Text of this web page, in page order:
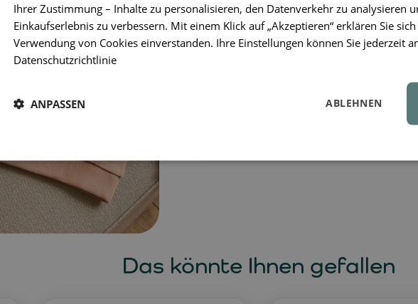
Das SweatshirtLIEWOODThora ist
und verspieltes Detailin einem
mit überschnittenen Schultern wirkt
Rundhalsausschnitt und gerippte
100 %
, ist es weich,
tägliche Layering – ruhig und
Das könnte Ihnen gefallen
Ihrer Zustimmung – Inhalte zu personalisieren, den Datenverkehr zu analysieren
Einkaufserlebnis zu verbessern. Mit einem Klick auf „Akzeptieren“ erklären Sie
Verwendung von Cookies einverstanden. Ihre Einstellungen können Sie jederzeit
Datenschutzrichtlinie
ABLEHNEN
ANPASSEN